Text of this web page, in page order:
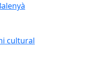
cultural